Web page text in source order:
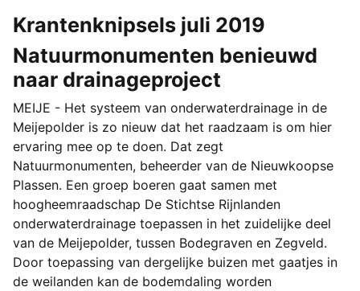
Krantenknipsels juli 2019
Natuurmonumenten benieuwd
naar drainageproject
MEIJE - Het systeem van onderwaterdrainage in de
Meijepolder is zo nieuw dat het raadzaam is om hier
ervaring mee op te doen. Dat zegt
Natuurmonumenten, beheerder van de Nieuwkoopse
Plassen. Een groep boeren gaat samen met
hoogheemraadschap De Stichtse Rijnlanden
onderwaterdrainage toepassen in het zuidelijke deel
van de Meijepolder, tussen Bodegraven en Zegveld.
Door toepassing van dergelijke buizen met gaatjes in
de weilanden kan de bodemdaling worden